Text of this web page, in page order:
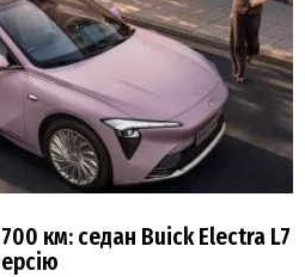
км: седан Buick Electra L7